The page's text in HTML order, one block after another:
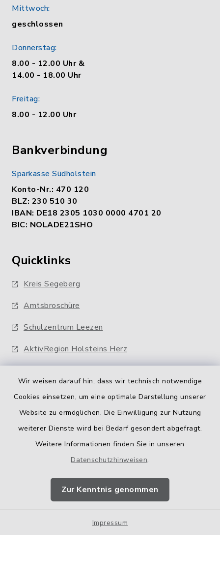
Wir weisen darauf hin, dass wir technisch notwendige
Cookies einsetzen, um eine optimale Darstellung unserer
Website zu ermöglichen. Die Einwilligung zur Nutzung
weiterer Dienste wird bei Bedarf gesondert abgefragt.
Weitere Informationen finden Sie in unseren
Datenschutzhinweisen.
Zur Kenntnis genommen
Impressum
Mittwoch:
geschlossen
Donnerstag:
8.00 - 12.00 Uhr &
14.00 - 18.00 Uhr
Freitag:
8.00 - 12.00 Uhr
Bankverbindung
Sparkasse Südholstein
Konto-Nr.: 470 120
BLZ: 230 510 30
IBAN: DE18 2305 1030 0000 4701 20
BIC: NOLADE21SHO
Quicklinks
Kreis Segeberg
Amtsbroschüre
Schulzentrum Leezen
AktivRegion Holsteins Herz
Barrierefreiheit
Impressum
Sitemap